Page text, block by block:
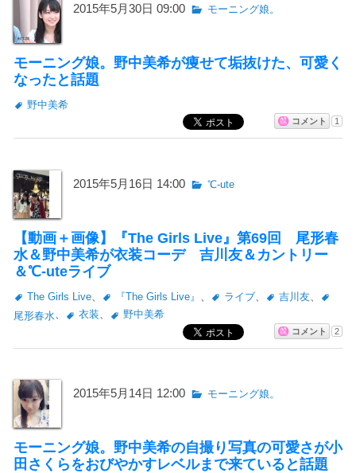
2015年5月30日 09:00 モーニング娘。
モーニング娘。野中美希が痩せて垢抜けた、可愛く
なったと話題
野中美希
コメント 1
2015年5月16日 14:00 ℃-ute
【動画＋画像】『The Girls Live』第69回 尾形春
水＆野中美希が衣装コーデ 吉川友＆カントリー
＆℃-uteライブ
The Girls Live、 『The Girls Live』 ライブ、 吉川友、
尾形春水、 衣装、 野中美希
コメント 2
2015年5月14日 12:00 モーニング娘。
モーニング娘。野中美希の自撮り写真の可愛さが小
田さくらをおびやかすレベルまで来ていると話題